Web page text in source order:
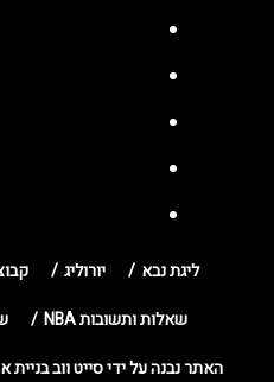
ליגת נבא יורוליג
שאלות ותשובות NBA
האתר נבנה על ידי סייט ווב בניית